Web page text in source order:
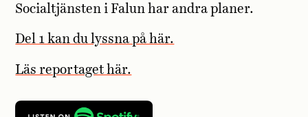
Socialtjänsten i Falun har andra planer.
Del 1 kan du lyssna på här.
Läs reportaget här.